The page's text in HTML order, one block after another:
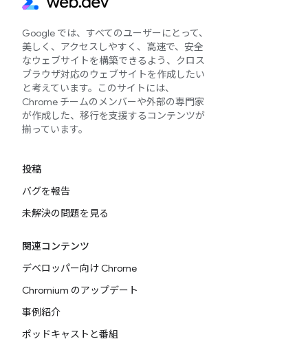
Google では、すべてのユーザーにとって、
美しく、アクセスしやすく、高速で、安全
なウェブサイトを構築できるよう、クロス
ブラウザ対応のウェブサイトを作成したい
と考えています。このサイトには、
Chrome チームのメンバーや外部の専門家
が作成した、移行を支援するコンテンツが
揃っています。
投稿
バグを報告
未解決の問題を見る
関連コンテンツ
デベロッパー向け Chrome
Chromium のアップデート
事例紹介
ポッドキャストと番組